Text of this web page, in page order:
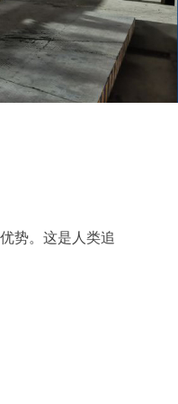
势。这是人类追